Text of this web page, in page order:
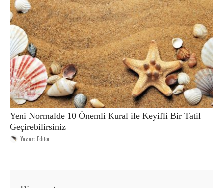
Yeni Normalde 10 Önemli Kural ile Keyifli Bir Tatil
Geçirebilirsiniz
Yazar:Editor